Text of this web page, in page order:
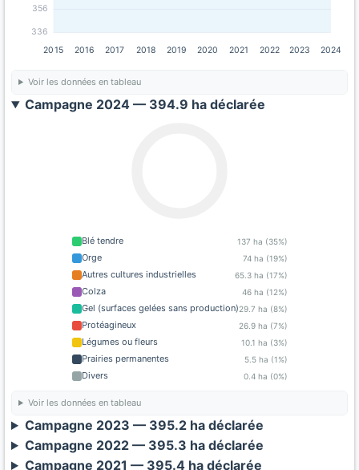
336
356
2015 2016 2017 2018 2019 2020 2021 2022 2023 2024
Voir les données en tableau
Campagne 2024 — 394.9 ha déclarée
Blé tendre 137 ha (35%)
Orge 74 ha (19%)
Autres cultures industrielles 65.3 ha (17%)
Colza 46 ha (12%)
Gel (surfaces gelées sans production)29.7 ha (8%)
Protéagineux 26.9 ha (7%)
Légumes ou fleurs 10.1 ha (3%)
Prairies permanentes 5.5 ha (1%)
Divers 0.4 ha (0%)
Voir les données en tableau
Campagne 2023 — 395.2 ha déclarée
Campagne 2022 — 395.3 ha déclarée
Campagne 2021 — 395.4 ha déclarée